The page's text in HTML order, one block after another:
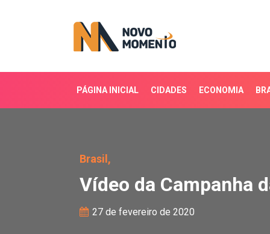
PÁGINA INICIAL CIDADES ECONOMIA
Brasil,
Vídeo da Campanha
27 de fevereiro de 2020